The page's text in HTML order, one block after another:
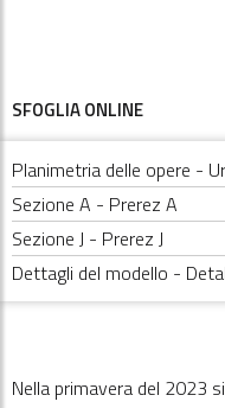
SFOGLIA ONLINE
Planimetria delle opere -
Sezione A - Prerez A
Sezione J - Prerez J
Dettagli del modello -
Nella primavera del 2023